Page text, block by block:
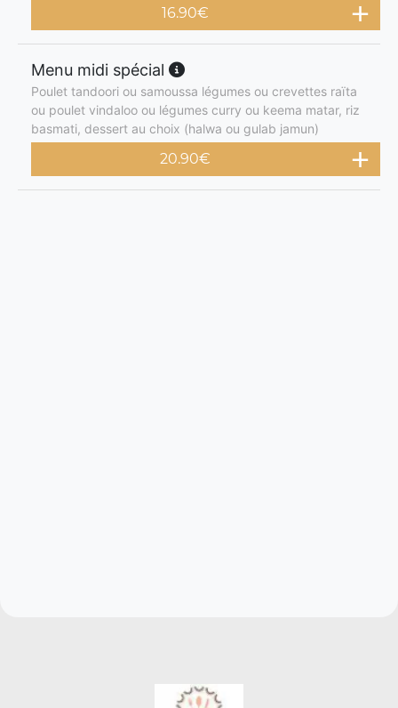
16.90€
Menu midi spécial
Poulet tandoori ou samoussa légumes ou crevettes raïta
ou poulet vindaloo ou légumes curry ou keema matar, riz
basmati, dessert au choix (halwa ou gulab jamun)
20.90€